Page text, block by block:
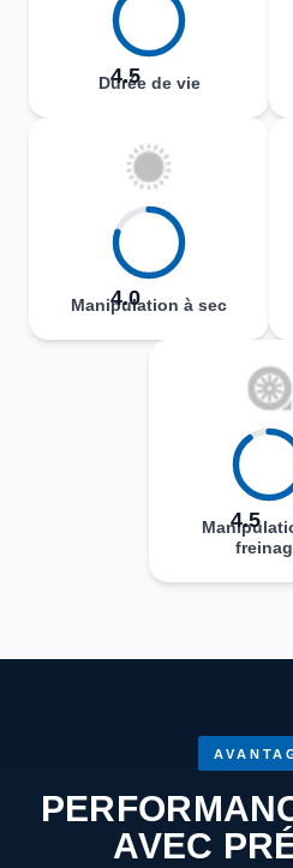
4.5
Durée de vie
4.0
Manipulation à sec
4.5
AVEC